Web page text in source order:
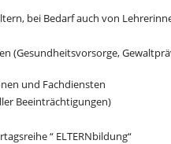
bei Bedarf auch von
(Gesundheitsvorsorge,
und Fachdiensten
Beeinträchtigungen)
“ ELTERNbildung“